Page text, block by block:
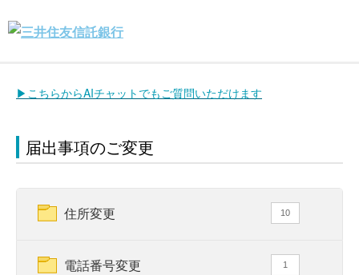
▶こちらからAIチャットでもご質問いただけます
届出事項のご変更
住所変更 10
電話番号変更 1